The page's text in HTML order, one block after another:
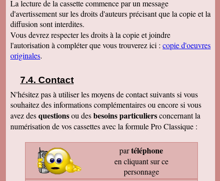
La lecture de la cassette commence par un message
d'avertissement sur les droits d'auteurs précisant que la copie et la
diffusion sont interdites.
Vous devrez respecter les droits à la copie et joindre
l'autorisation à compléter que vous trouverez ici : copie d'oeuvres
originales.
Contact
N'hésitez pas à utiliser les moyens de contact suivants si vous
souhaitez des informations complémentaires ou encore si vous
avez desquestionsou desbesoins particuliersconcernant la
numérisation de vos cassettes avec la formule Pro Classique :
partéléphone
en cliquant sur ce
personnage